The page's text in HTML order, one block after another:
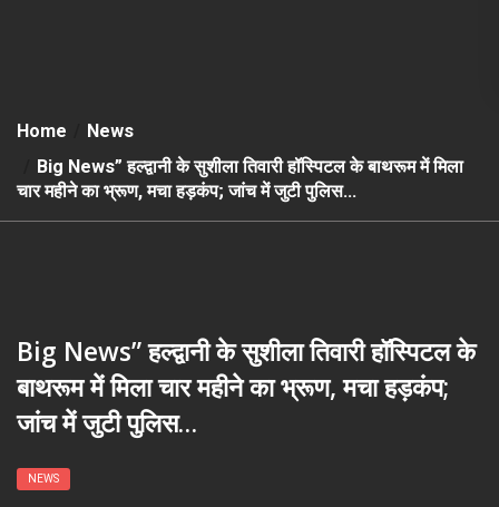
Home
News
Big News” हल्द्वानी के सुशीला तिवारी हॉस्पिटल के बाथरूम में मिला
चार महीने का भ्रूण, मचा हड़कंप; जांच में जुटी पुलिस…
Big News” हल्द्वानी के सुशीला तिवारी हॉस्पिटल के
बाथरूम में मिला चार महीने का भ्रूण, मचा हड़कंप;
जांच में जुटी पुलिस…
NEWS